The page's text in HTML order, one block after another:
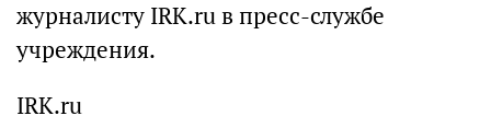
журналисту IRK.ru в пресс-службе
учреждения.
IRK.ru